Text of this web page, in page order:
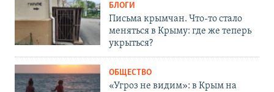
БЛОГИ
Письма крымчан. Что-то стало
меняться в Крыму: где же теперь
укрыться?
ОБЩЕСТВО
«Угроз не видим»: в Крым на